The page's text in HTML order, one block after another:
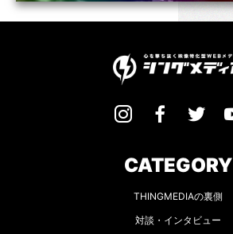
CATEGORY
THINGMEDIAの裏側
対談・インタビュー